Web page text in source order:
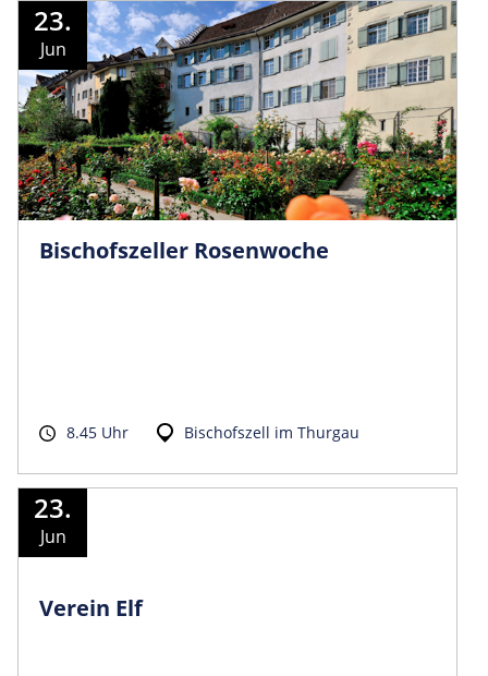
23.
Jun
Bischofszeller Rosenwoche
8.45 Uhr Bischofszell im Thurgau
23.
Jun
Verein Elf